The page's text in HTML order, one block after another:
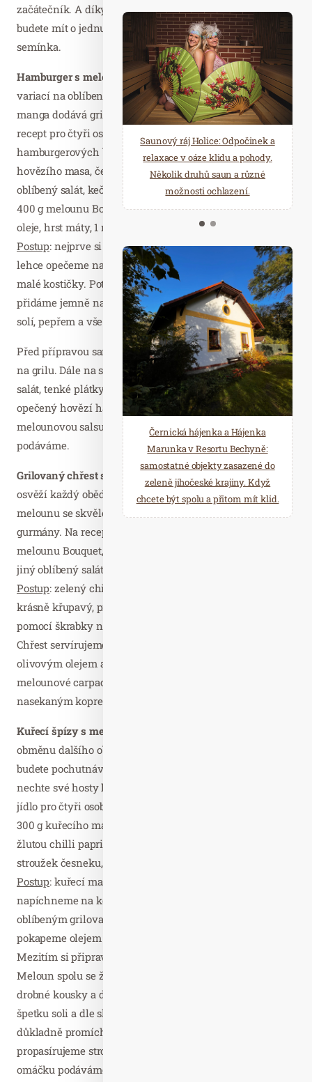
začátečník. A díky
bezpeckovým melounům Bouquet
budete mít o jednu starost míň. Nemusíte pracně vybírat
semínka.
Hamburger s melounovou salsou a mangemje originální
variací na oblíbenou letní pochoutku. Spojení melounu a
manga dodává grilovanému masu jedinečnou chuť. Na
recept pro čtyři osobybudete potřebova
hamburgerových bulek, 800 g kvalitního mletého
hovězího masa, červenou cibuli, rukolu nebo jiný
oblíbený salát, kečup. Na melounovou salsu s mangem:
400 g melounu Bouquet, 100 g manga, 2 lžíce olivového
oleje, hrst máty, 1 malou jarní cibulku, sůl, pepř.
Postup: nejprve si připravíme melounovou salsu. Meloun
lehce opečeme na grilu a spolu s mangem nakrájíme na
malé kostičky. Poté zakápneme olivovým olejem a
přidáme jemně nasekané bylinky. Na závěr dochutíme
solí, pepřem a vše důkladně zamícháme.
Před přípravou samotného hamburgeru opečeme bulky
na grilu. Dále na spodní část naneseme kečup, přidáme
salát, tenké plátky červené cibule a položíme na grilu
opečený hovězí hamburger. Na závěr přidáme osvěžující
melounovou salsu, přiklopíme druhou částí housky a
podáváme.
Grilovaný chřest s melounovým carpacciem a koprem
osvěží každý oběd či večeři. Lehká chuť chřestu a
melounu se skvěle snoubí a překvapí i ty nejnáročnější
gurmány. Na recept pro čtyři osoby si
melounu Bouquet, 1 balení chřestu, rukolu, polníček nebo
jiný oblíbený salát, olivový olej, citrón, kopr, sůl a pepř.
Postup: zelený chřest lehce ogrilujeme. Nejlépe chutná
krásně křupavý, proto grilujeme jen krátce. Mezi tím
pomocí škrabky nakrájíme meloun na tenké plátky.
Chřest servírujeme na oblíbeném salátu, pokapaný
olivovým olejem a jemně osolený. Na závěr přidáme
melounové carpaccio, pokapeme citronem, posypeme
nasekaným koprem a můžeme dozdobit plátky citronu.
Kuřecí špízy s melounovou chilli omáčkou
obměnu dalšího oblíbeného receptu z grilu. Zatímco si
budete pochutnávat na netradiční chuťové symfonii,
nechte své hosty hádat jednotlivé ingredience. Na toto
jídlo pro čtyři osoby si
300 g kuřecího masa, grilovací koření, hrst koriandru, 1
žlutou chilli papričku, olej, lžičku třtinového cukru,
stroužek česneku, sůl, pepř.
Postup: kuřecí maso nakrájíme na tenké plátky a
napíchneme na kovové jehly. Každý špíz posypeme
oblíbeným grilovacím kořením, osolíme, opepříme,
pokapeme olejem a necháme chvilku odpočinout.
Mezitím si připravíme melounovou chilli omáčku.
Meloun spolu se žlutou chilli papričkou nasekáme na
drobné kousky a dáme do misky. Přidáme koriandr,
špetku soli a dle sladkosti melounu cukr. Následně vše
důkladně promícháme, můžeme krátce rozmixovat, a
propasírujeme stroužek česneku. Takto připravenou
omáčku podáváme s grilovanými špízy.
Saunový ráj Holice: Odpočinek a
relaxace v oáze klidu a pohody.
Několik druhů saun a různé
možnosti ochlazení.
Spa Hotel Děvín: Odpočiňte si od
starostí všedních dnů a přijeďte
načerpat novou energii do
Mariánských Lázní.
Černická hájenka a Hájenka
Marunka v Resortu Bechyně:
samostatné objekty zasazené do
zeleně jihočeské krajiny. Když
chcete být spolu a přitom mít klid.